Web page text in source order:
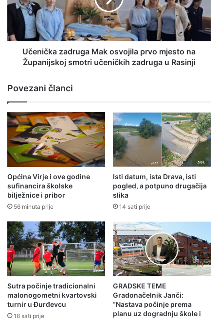
Učenička zadruga Mak osvojila prvo mjesto na
Županijskoj smotri učeničkih zadruga u Rasinji
Povezani članci
Općina Virje i ove godine
sufinancira školske
bilježnice i pribor
56 minuta prije
Isti datum, ista Drava, isti
pogled, a potpuno drugačija
slika
14 sati prije
Sutra počinje tradicionalni
malonogometni kvartovski
turnir u Đurđevcu
18 sati prije
GRADSKE TEME
Gradonačelnik Janči:
“Nastava počinje prema
planu uz dogradnju škole i